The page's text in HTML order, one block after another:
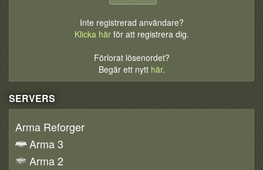
Inte registrerad användare?
Klicka härför att registrera dig.
Förlorat lösenordet?
Begär ett nytt här.
SERVERS
Arma Reforger
Arma 3
Arma 2